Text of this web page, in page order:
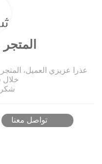
عذرا عزيزي العميل،
خلال
تواصل معنا